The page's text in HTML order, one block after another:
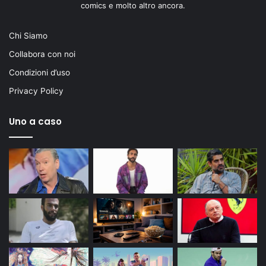
comics e molto altro ancora.
Chi Siamo
Collabora con noi
Condizioni d’uso
Privacy Policy
Uno a caso